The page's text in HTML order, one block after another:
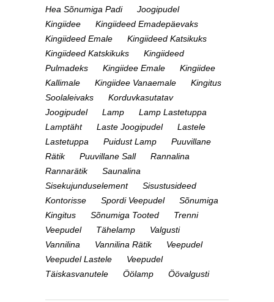
Hea Sõnumiga Padi
Joogipudel
Kingiidee
Kingiideed Emadepäevaks
Kingiideed Emale
Kingiideed Katsikuks
Kingiideed Katskikuks
Kingiideed
Pulmadeks
Kingiidee Emale
Kingiidee
Kallimale
Kingiidee Vanaemale
Kingitus
Soolaleivaks
Korduvkasutatav
Joogipudel
Lamp
Lamp Lastetuppa
Lamptäht
Laste Joogipudel
Lastele
Lastetuppa
Puidust Lamp
Puuvillane
Rätik
Puuvillane Sall
Rannalina
Rannarätik
Saunalina
Sisekujunduselement
Sisustusideed
Kontorisse
Spordi Veepudel
Sõnumiga
Kingitus
Sõnumiga Tooted
Trenni
Veepudel
Tähelamp
Valgusti
Vannilina
Vannilina Rätik
Veepudel
Veepudel Lastele
Veepudel
Täiskasvanutele
Öölamp Öövalgusti